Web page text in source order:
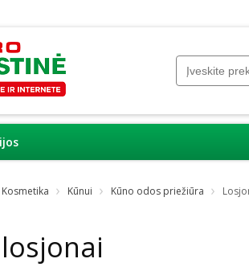
Kosmetika Kūnui Kūno odos priežiūra